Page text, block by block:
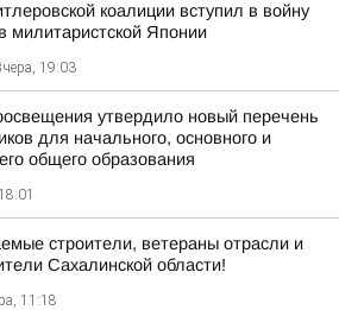
коалиции вступил в войну
милитаристской Японии
19:03
утвердило новый перечень
для начального, основного и
общего образования
строители, ветераны отрасли и
Сахалинской области!
11:18